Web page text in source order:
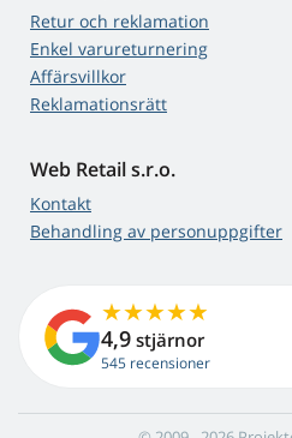
Retur och reklamation
Enkel varureturnering
Affärsvillkor
Reklamationsrätt
Web Retail s.r.o.
Kontakt
Behandling av personuppgifter
4,9 stjärnor
545 recensioner